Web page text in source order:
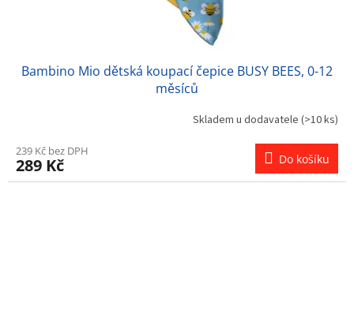
Bambino Mio dětská koupací čepice BUSY BEES, 0-12
měsíců
Skladem u dodavatele (>10 ks)
239 Kč bez DPH
289 Kč Do košíku